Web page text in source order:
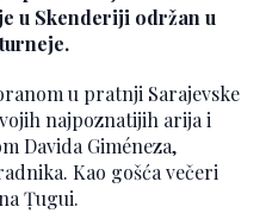
u Skenderiji održan u
u pratnji Sarajevske
najpoznatijih arija i
Davida Giméneza,
Kao gošća večeri
Țugui.